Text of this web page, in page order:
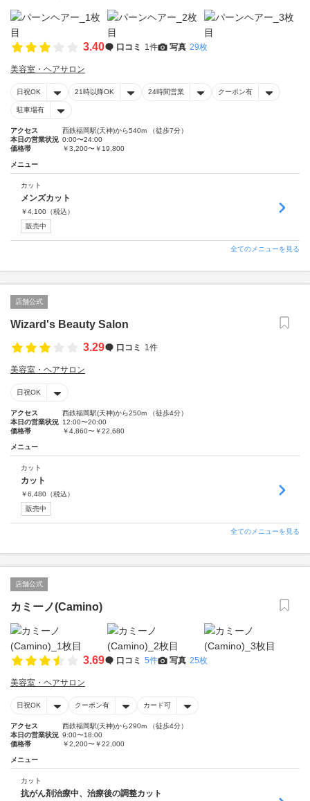
3.40 口コミ 1件 写真 29枚
美容室・ヘアサロン
日祝OK 21時以降OK 24時間営業 クーポン有
駐車場有
アクセス
西鉄福岡駅(天神)から540m （徒歩7分）
本日の営業状況 0:00〜24:00
価格帯
￥3,200〜￥19,800
メニュー
カット
メンズカット
￥4,100 （税込）
販売中
全てのメニューを見る
店舗公式
Wizard's Beauty Salon
3.29
口コミ 1件
美容室・ヘアサロン
日祝OK
アクセス
西鉄福岡駅(天神)から250m （徒歩4分）
本日の営業状況 12:00〜20:00
価格帯
￥4,860〜￥22,680
メニュー
カット
カット
￥6,480 （税込）
販売中
全てのメニューを見る
店舗公式
カミーノ(Camino)
3.69 口コミ 5件 写真 25枚
美容室・ヘアサロン
日祝OK クーポン有 カード可
アクセス
西鉄福岡駅(天神)から290m （徒歩4分）
本日の営業状況 9:00〜18:00
価格帯
￥2,200〜￥22,000
メニュー
カット
抗がん剤治療中、治療後の調整カット